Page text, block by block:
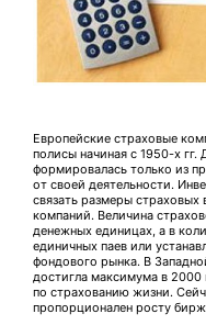
Европейские страховые
полисы начиная с 1950-х гг.
формировалась только из
от своей деятельности.
связать размеры
компаний. Величина
денежных единицах, а в
единичных паев или
фондового рынка. В
достигла максимума в 2000
по страхованию жизни.
пропорционален росту